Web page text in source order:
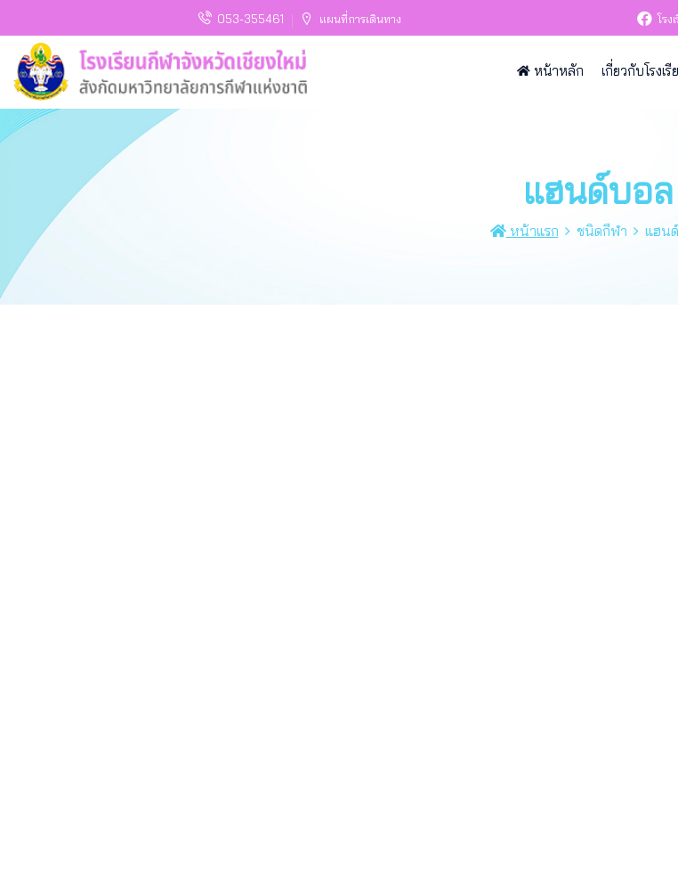
053-355461 แผนที่การเดินทาง โรง
หน้าหลัก เกี่ยวกับโรงเรี
แฮนด์บอล
หน้าแรก ชนิดกีฬา แฮน